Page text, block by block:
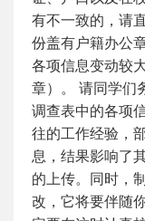
有不一致的，请
份盖有户籍办公
各项信息变动较
章）。 请同学们
调查表中的各项
往的工作经验，
息，结果影响了
的上传。同时，
改，它将要伴随